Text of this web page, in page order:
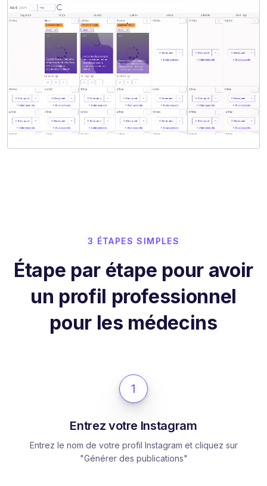
3 ÉTAPES SIMPLES
Étape par étape pour avoir
un profil professionnel
pour les médecins
1
Entrez votre Instagram
Entrez le nom de votre profil Instagram et cliquez sur
"Générer des publications"